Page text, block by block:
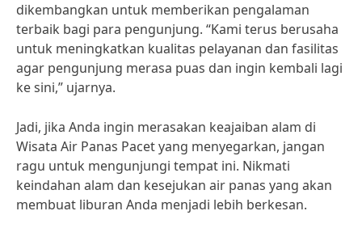
dikembangkan untuk memberikan pengalaman
terbaik bagi para pengunjung. “Kami terus berusaha
untuk meningkatkan kualitas pelayanan dan fasilitas
agar pengunjung merasa puas dan ingin kembali lagi
ke sini,” ujarnya.
Jadi, jika Anda ingin merasakan keajaiban alam di
Wisata Air Panas Pacet yang menyegarkan, jangan
ragu untuk mengunjungi tempat ini. Nikmati
keindahan alam dan kesejukan air panas yang akan
membuat liburan Anda menjadi lebih berkesan.